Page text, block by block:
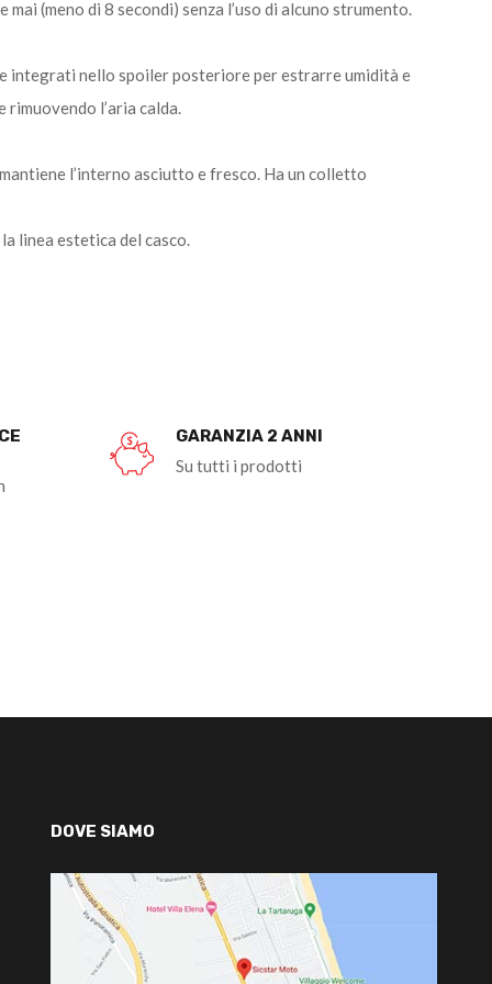
(meno di 8 secondi) senza l’uso di alcuno strumento.
integrati nello spoiler posteriore per estrarre umidità e
l’aria calda.
l’interno asciutto e fresco. Ha un colletto
linea estetica del casco.
GARANZIA 2 ANNI
Su tutti i prodotti
DOVE SIAMO